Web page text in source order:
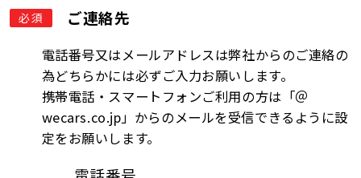
必須 ご連絡先
電話番号又はメールアドレスは弊社からのご連絡の
為どちらかには必ずご入力お願いします。
携帯電話・スマートフォンご利用の方は「＠
wecars.co.jp」からのメールを受信できるように設
定をお願いします。